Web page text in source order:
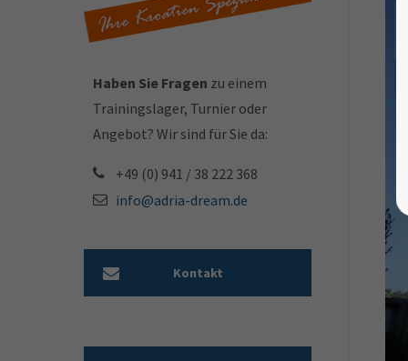
Haben Sie Fragen zu einem
Trainingslager, Turnier oder
Angebot? Wir sind für Sie da:
+49 (0) 941 / 38 222 368
info@adria-dream.de
Kontakt